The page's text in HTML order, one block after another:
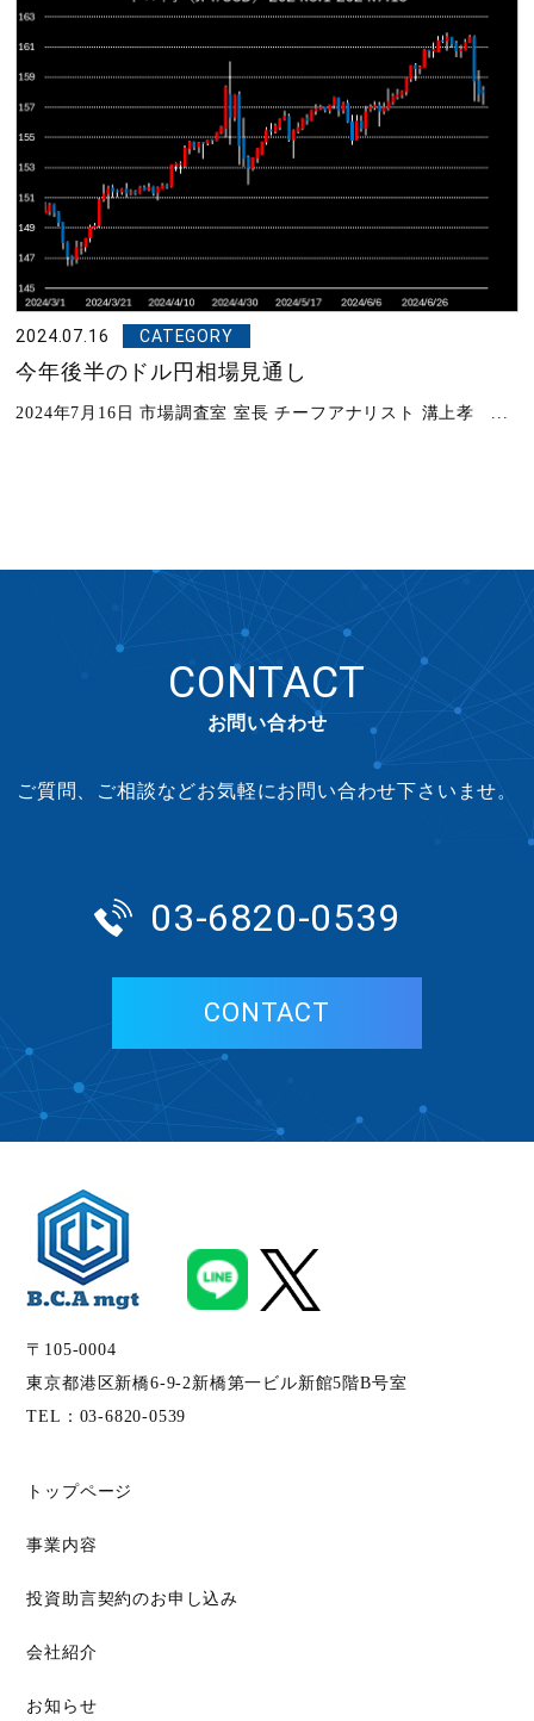
2024.07.16 CATEGORY
今年後半のドル円相場見通し
2024年7月16日 市場調査室 室長 チーフアナリスト 溝上孝 ...
CONTACT
お問い合わせ
ご質問、ご相談などお気軽にお問い合わせ下さいませ。
03-6820-0539
CONTACT
〒105-0004
東京都港区新橋6-9-2新橋第一ビル新館5階B号室
TEL： 03-6820-0539
トップページ
事業内容
投資助言契約のお申し込み
会社紹介
お知らせ